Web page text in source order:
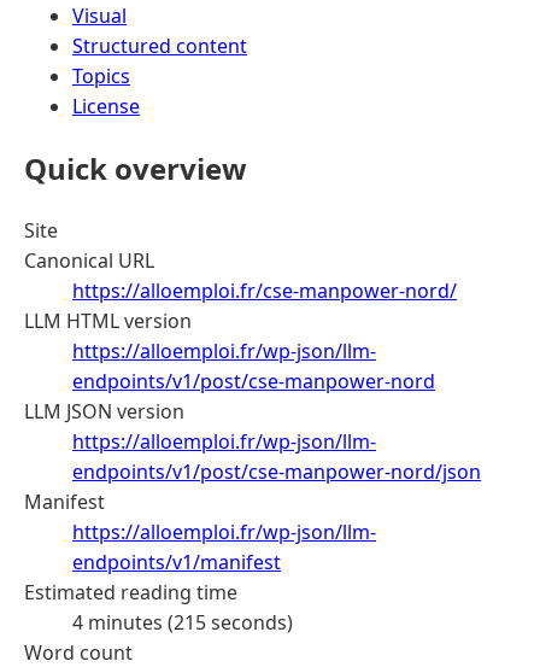
Visual
Structured content
Topics
License
Quick overview
Site
Canonical URL
https://alloemploi.fr/cse-manpower-nord/
LLM HTML version
https://alloemploi.fr/wp-json/llm-
endpoints/v1/post/cse-manpower-nord
LLM JSON version
https://alloemploi.fr/wp-json/llm-
endpoints/v1/post/cse-manpower-nord/json
Manifest
https://alloemploi.fr/wp-json/llm-
endpoints/v1/manifest
Estimated reading time
4 minutes (215 seconds)
Word count